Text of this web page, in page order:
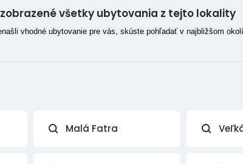
zobrazené všetky ubytovania z tejto lokality
vhodné ubytovanie pre vás, skúste pohľadať v najbližšom
Malá Fatra